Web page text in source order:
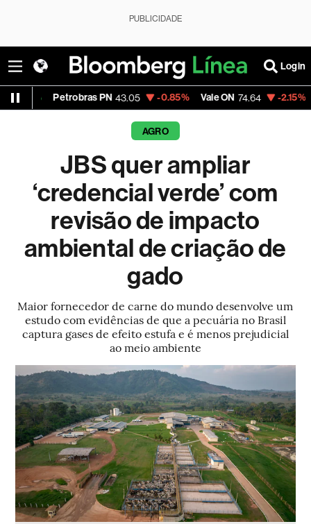
PUBLICIDADE
Login
Petrobras PN 43.05 -0.85% Vale ON 74.64 -2.15% Itaú PN
AGRO
JBS quer ampliar
‘credencial verde’ com
revisão de impacto
ambiental de criação de
gado
Maior fornecedor de carne do mundo desenvolve um
estudo com evidências de que a pecuária no Brasil
captura gases de efeito estufa e é menos prejudicial
ao meio ambiente